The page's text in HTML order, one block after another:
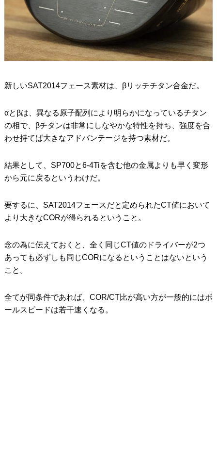
新しいSAT2014フェース素材は、βリッチチタン合金だ。
αとβは、異なる原子配列により明らかになっているチタン
の相で、βチタンは非常にしなやかな特性を持ち、強度を合
わせ持てば大きなアドバンテージを持つ素材だ。
結果として、SP700と6-4Tiを含む他の金属よりも早く変形
から元に戻るというわけだ。
要するに、SAT2014フェースだと定められたCT値において
より大きなCORが得られるということ。
念の為に伝えておくと、全く同じCT値のドライバーが2つ
あっても必ずしも同じCORになるということはないという
こと。
全てが同条件であれば、COR/CT比が高い方が一般的にはボ
ールスピードは若干速くなる。